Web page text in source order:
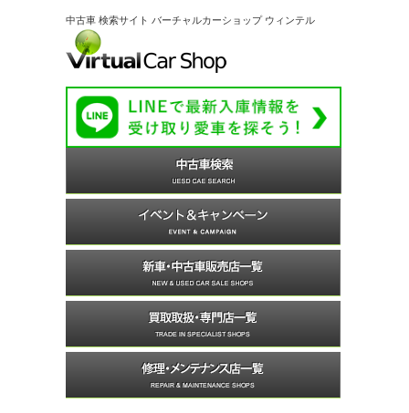
中古車 検索サイト バーチャルカーショップ ウィンテル